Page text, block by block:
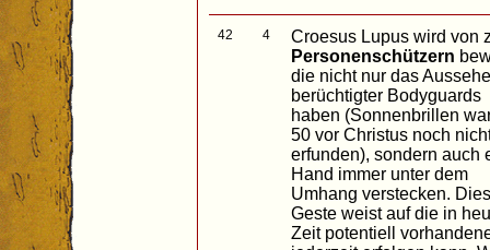
42 4
Croesus Lupus wird von
Personenschützern
die nicht nur das
berüchtigter Bodyguards
haben (Sonnenbrillen
50 vor Christus noch
erfunden), sondern auch
Hand immer unter dem
Umhang verstecken.
Geste weist auf die in
Zeit potentiell